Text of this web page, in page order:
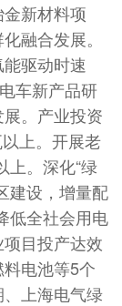
新材料项
融合发展。
驱动时速
车新产品研
。产业投资
上。开展老
上。深化“绿
建设，增量配
低全社会用电
目投产达效
电池等5个
上海电气绿